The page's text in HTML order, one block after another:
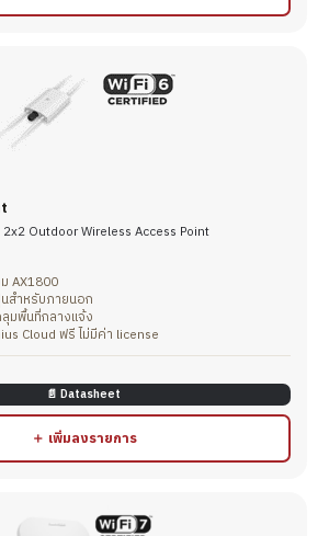
Cloud AX1800 Wi-Fi6 2x2 Outdoor Wireless Access Point
AX1800
สำหรับภายนอก
มพื้นที่กลางแจ้ง
Cloud ฟรี ไม่มีค่า license
📄 Datasheet
＋ เพิ่มลงรายการ